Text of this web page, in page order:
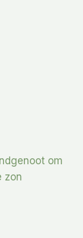
om
zon